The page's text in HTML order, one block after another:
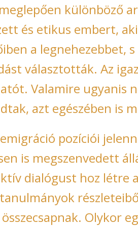
különböző
és etikus embert,
a legnehezebbet,
választották. Az
Valamire ugyanis
azt egészében is
pozíciói
is megszenvedett
dialógust hoz létre
Olykor